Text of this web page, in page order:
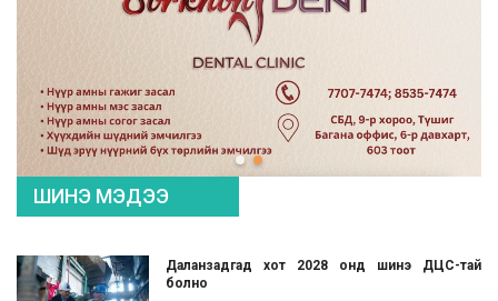
ШИНЭ МЭДЭЭ
Даланзадгад хот 2028 онд шинэ ДЦС-тай
болно